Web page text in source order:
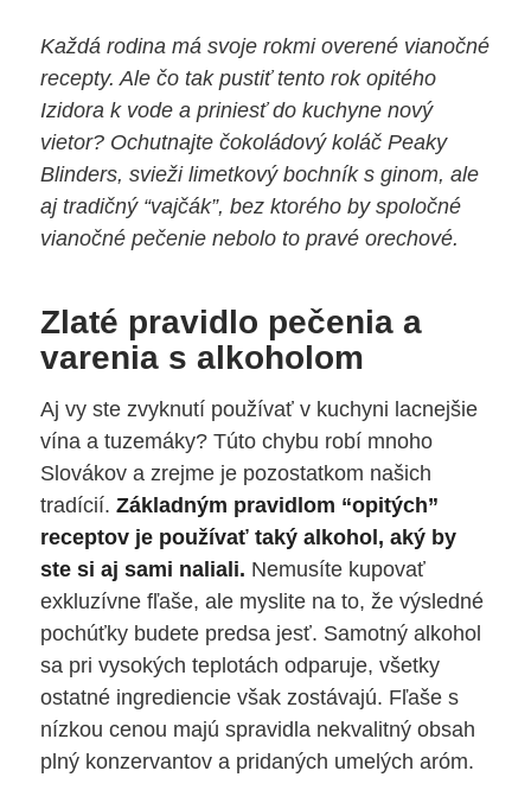
Každá rodina má svoje rokmi overené vianočné
recepty. Ale čo tak pustiť tento rok opitého
Izidora k vode a priniesť do kuchyne nový
vietor? Ochutnajte čokoládový koláč Peaky
Blinders, svieži limetkový bochník s ginom, ale
aj tradičný “vajčák”, bez ktorého by spoločné
vianočné pečenie nebolo to pravé orechové.
Zlaté pravidlo pečenia a
varenia s alkoholom
Aj vy ste zvyknutí používať v kuchyni lacnejšie
vína a tuzemáky? Túto chybu robí mnoho
Slovákov a zrejme je pozostatkom našich
tradícií. Základným pravidlom “opitých”
receptov je používať taký alkohol, aký by
ste si aj sami naliali. Nemusíte kupovať
exkluzívne fľaše, ale myslite na to, že výsledné
pochúťky budete predsa jesť. Samotný alkohol
sa pri vysokých teplotách odparuje, všetky
ostatné ingrediencie však zostávajú. Fľaše s
nízkou cenou majú spravidla nekvalitný obsah
plný konzervantov a pridaných umelých aróm.